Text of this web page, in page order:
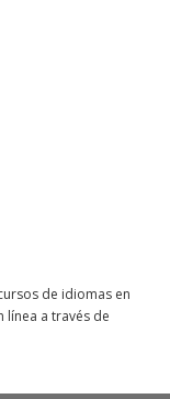
de idiomas en
línea a través de